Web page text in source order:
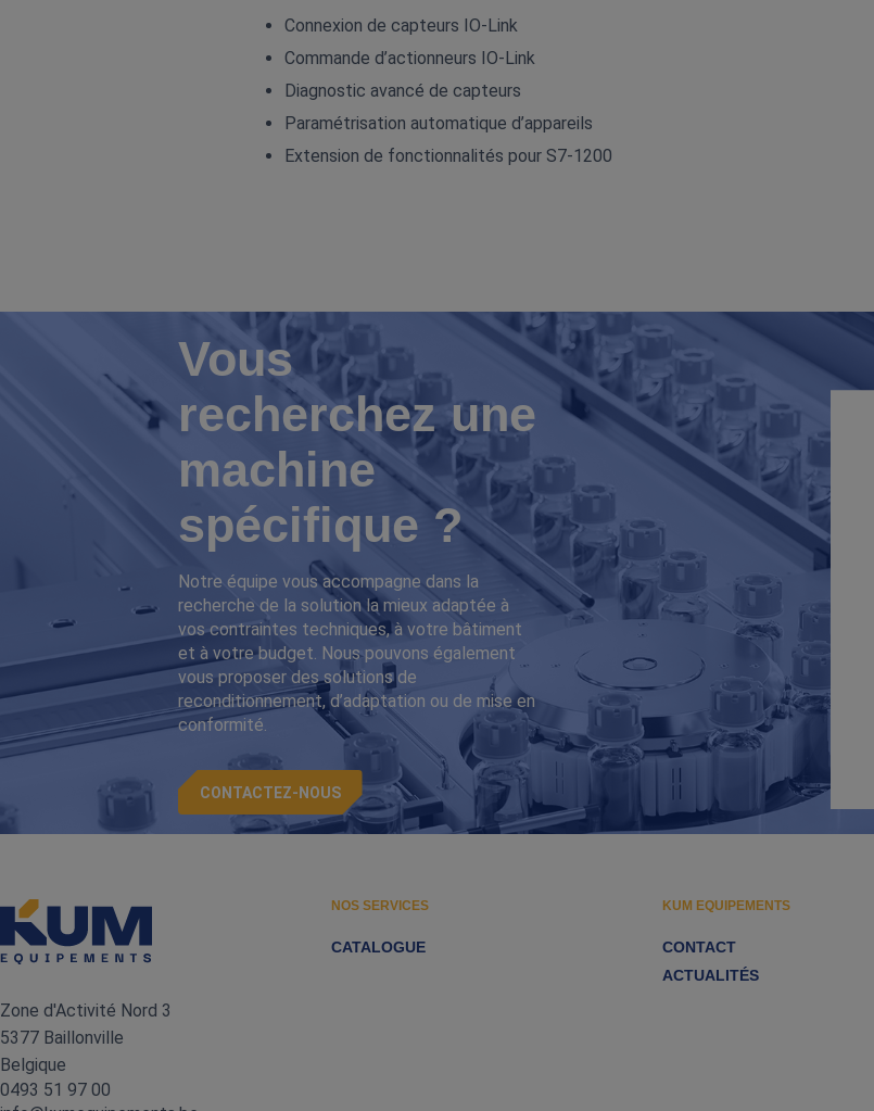
Connexion de capteurs IO‑Link
Commande d’actionneurs IO‑Link
Diagnostic avancé de capteurs
Paramétrisation automatique d’appareils
Extension de fonctionnalités pour S7‑1200
Vous
recherchez une
machine
spécifique ?
Notre équipe vous accompagne dans la
recherche de la solution la mieux adaptée à
vos contraintes techniques, à votre bâtiment
et à votre budget. Nous pouvons également
vous proposer des solutions de
reconditionnement, d’adaptation ou de mise en
conformité.
CONTACTEZ-NOUS
Zone d'Activité Nord 3
5377 Baillonville
Belgique
0493 51 97 00
NOS SERVICES
CATALOGUE
KUM EQUIPEMENTS
CONTACT
ACTUALITÉS